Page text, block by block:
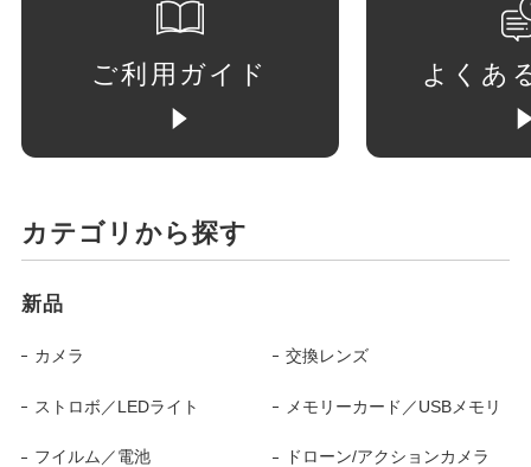
ご利用ガイド よくあ
カテゴリから探す
新品
カメラ 交換レンズ
ストロボ／LEDライト メモリーカード／USBメモリ
フイルム／電池 ドローン/アクションカメラ